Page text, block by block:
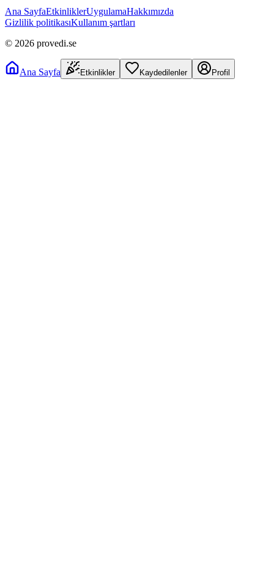
Ana SayfaEtkinliklerUygulamaHakkımızda
Gizlilik politikasıKullanım şartları
© 2026 provedi.se
Ana Sayfa Etkinlikler Kaydedilenler Profil